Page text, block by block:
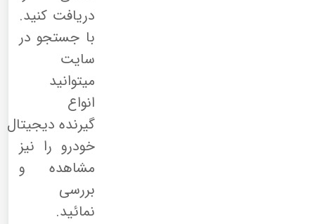
دریافت کنید.
با جستجو در
سایت
میتوانید
انواع
گیرنده دیجیتال
خودرو را نیز
مشاهده و
بررسی
نمائید.